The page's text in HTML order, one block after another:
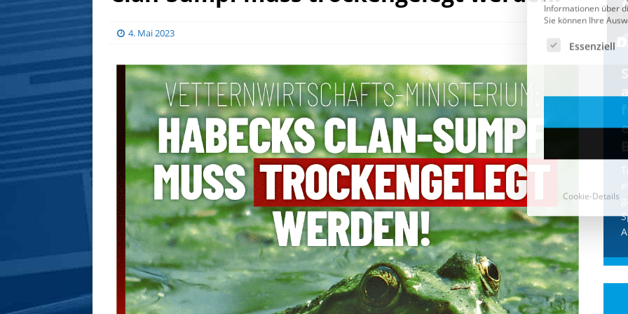
4. Mai 2023
CDU & Ampel wollen nach
der Wahl wieder Afghanen
einfliegen: Zeit für ein
Asylmoratorium!
Die Bundesregierung und die CDU
halten die Wähler für dumm! Weil die
Stimmung wegen der von Afghanen
verübten Anschläge kippte, wurden die
Flüge vor der[...]